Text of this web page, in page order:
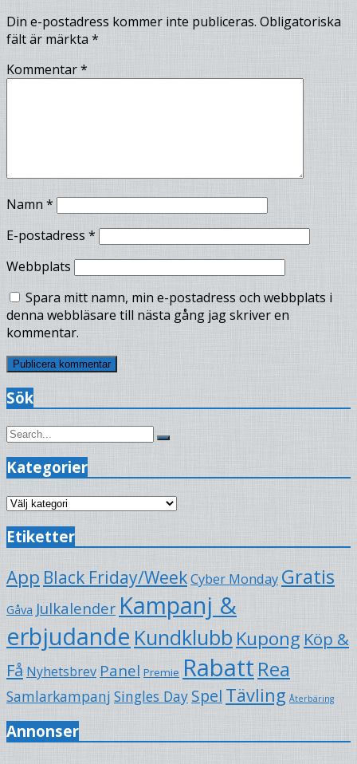
Din e-postadress kommer inte publiceras. Obligatoriska
fält är märkta *
Kommentar*
Namn *
E-postadress *
Webbplats
Spara mitt namn, min e-postadress och webbplats i
denna webbläsare till nästa gång jag skriver en
kommentar.
Sök
Search
Search
Kategorier
Kategorier
Etiketter
App Black Friday/WeekCyber Monday Gratis
Gåva Julkalender Kampanj &
erbjudande Kundklubb Kupong Köp &
Få Nyhetsbrev Panel Premie Rabatt Rea
Samlarkampanj Singles Day Spel Tävling Återbäring
Annonser